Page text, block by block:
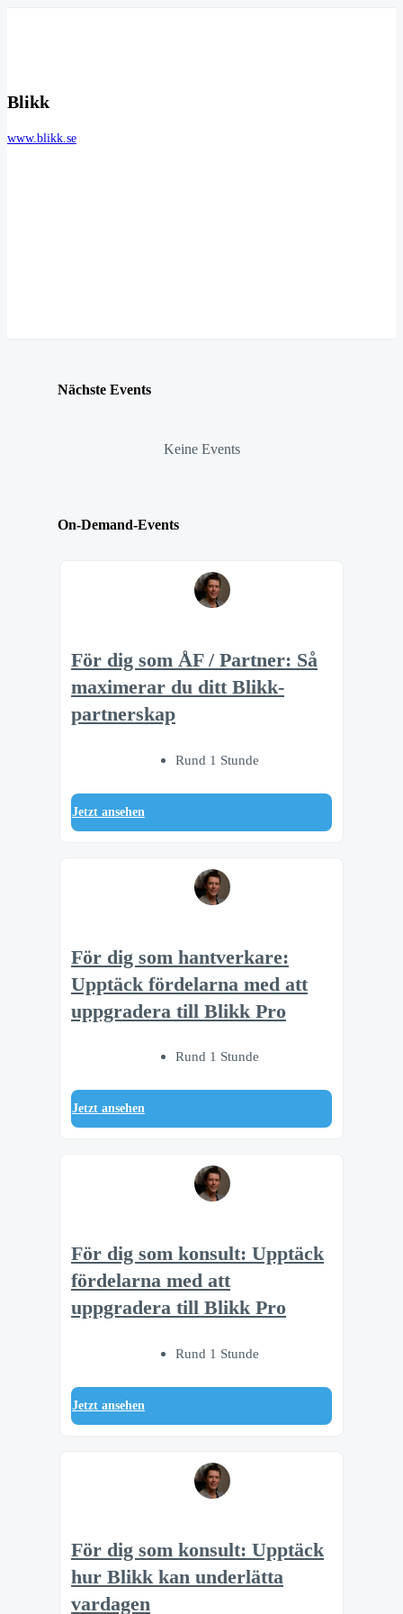
Blikk
www.blikk.se
Nächste Events
Keine Events
On-Demand-Events
För dig som ÅF / Partner: Så
maximerar du ditt Blikk-
partnerskap
Rund 1 Stunde
Jetzt ansehen
För dig som hantverkare:
Upptäck fördelarna med att
uppgradera till Blikk Pro
Rund 1 Stunde
Jetzt ansehen
För dig som konsult: Upptäck
fördelarna med att
uppgradera till Blikk Pro
Rund 1 Stunde
Jetzt ansehen
För dig som konsult: Upptäck
hur Blikk kan underlätta
vardagen